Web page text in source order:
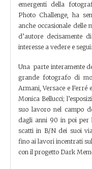
emergenti della
Photo Challenge, ha
anche occasionale
d’autore decisamente
interesse a vedere e
Una parte interamente
grande fotografo di
Armani, Versace e Ferré
Monica Bellucci;
suo lavoro nel campo
dagli anni 90 in poi per
scatti in B/N dei suoi
fino ai lavori incentrati
con il progetto Dark